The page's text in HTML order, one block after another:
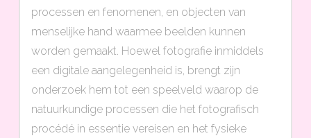
processen en fenomenen, en objecten van
menselijke hand waarmee beelden kunnen
worden gemaakt. Hoewel fotografie inmiddels
een digitale aangelegenheid is, brengt zijn
onderzoek hem tot een speelveld waarop de
natuurkundige processen die het fotografisch
procédé in essentie vereisen en het fysieke